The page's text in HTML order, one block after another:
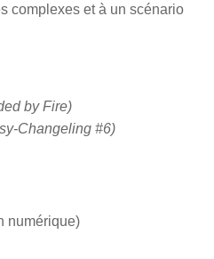
complexes et à un scénario
by Fire)
Changeling #6)
numérique)